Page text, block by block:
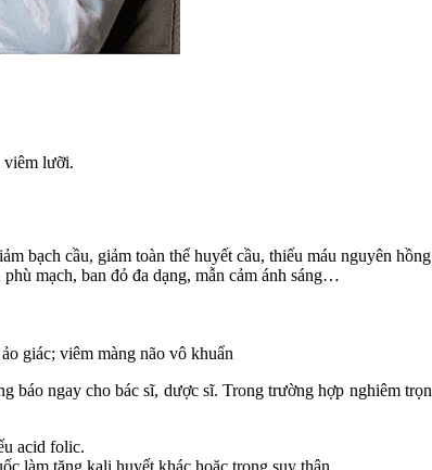
viêm lưỡi.
bạch cầu, giảm toàn thể huyết cầu, thiếu máu nguyên
mạch, ban đỏ đa dạng, mẫn cảm ánh sáng…
giác; viêm màng não vô khuẩn
báo ngay cho bác sĩ, dược sĩ. Trong trường hợp nghiêm
acid folic.
làm tăng kali huyết khác hoặc trong suy thận.